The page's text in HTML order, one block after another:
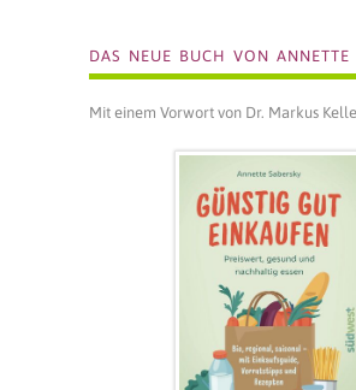
DAS NEUE BUCH VON ANNETTE
Mit einem Vorwort von Dr. Markus